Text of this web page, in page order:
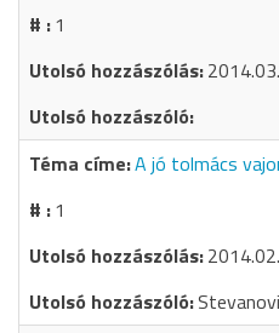
1
A jó tolmács
1